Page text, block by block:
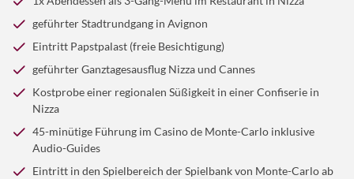
geführter Stadtrundgang in Avignon
Eintritt Papstpalast (freie Besichtigung)
geführter Ganztagesausflug Nizza und Cannes
Kostprobe einer regionalen Süßigkeit in einer Confiserie in
Nizza
45-minütige Führung im Casino de Monte-Carlo inklusive
Audio-Guides
Eintritt in den Spielbereich der Spielbank von Monte-Carlo ab